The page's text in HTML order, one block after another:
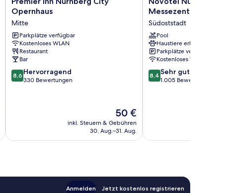
Inn
Nürnberg
City
Opernhaus
Mitte
Opernhaus
Mitte
Parkplätze verfügbar
Kostenloses WLAN
Restaurant
Bar
8.6
von
8,6 Hervorragend
330 Bewertungen
Der
Preis
beträgt
50 €
inkl. Steuern & Gebühren
30. Aug.–31. Aug.
Nuernberg
Südoststadt
Messezentrum
Südoststadt
Pool
Haustiere erlaubt
Parkplätze verfügbar
Kostenloses WLAN
8.4
von
8,4 Sehr gut
1.005 Bewertungen
Anmelden Jetzt kostenlos registrieren